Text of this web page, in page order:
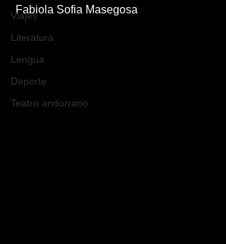
Viajes
Literatura
Lengua
Deporte
Teatro andorrano
Fabiola Sofia Masegosa